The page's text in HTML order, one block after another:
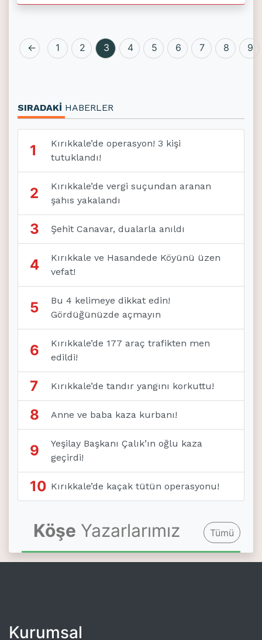
← 1 2 3 4 5 6 7 8 9
SIRADAKİ HABERLER
1
Kırıkkale’de operasyon! 3 kişi
tutuklandı!
2
Kırıkkale’de vergi suçundan aranan
şahıs yakalandı
3 Şehit Canavar, dualarla anıldı
4
Kırıkkale ve Hasandede Köyünü üzen
vefat!
5
Bu 4 kelimeye dikkat edin!
Gördüğünüzde açmayın
6
Kırıkkale’de 177 araç trafikten men
edildi!
7 Kırıkkale’de tandır yangını korkuttu!
8 Anne ve baba kaza kurbanı!
9
Yeşilay Başkanı Çalık’ın oğlu kaza
geçirdi!
10 Kırıkkale’de kaçak tütün operasyonu!
Köşe Yazarlarımız Tümü
Kurumsal